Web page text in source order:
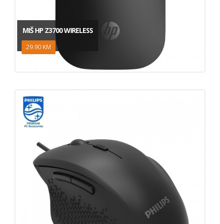
MIŠ HP Z3700 WIRELESS
29.90 KM